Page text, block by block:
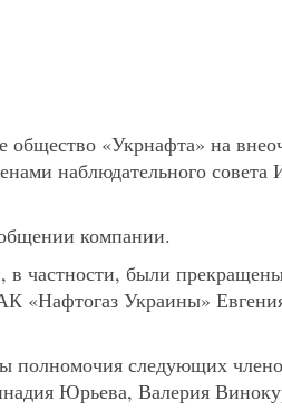
общество «Укрнафта» на
наблюдательного
компании.
частности, были
«Нафтогаз Украины»
следующих
Юрьева, Валерия